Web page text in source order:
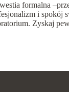
formalna
i
Zyskaj